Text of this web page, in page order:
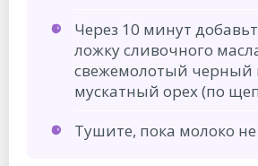
Через 10 минут
ложку сливочного
свежемолотый черный
мускатный орех (по
Тушите, пока молоко